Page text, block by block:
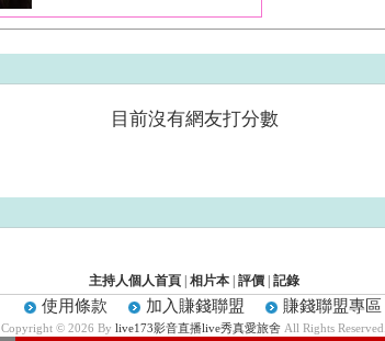
目前沒有網友打分數
主持人個人首頁 相片本 評價 記錄
使用條款 加入賺錢聯盟 賺錢聯盟專區
Copyright © 2026 By live173影音直播live秀真愛旅舍 All Rights Reserved.